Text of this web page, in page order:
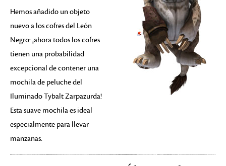
Hemos añadido un objeto
nuevo a los cofres del León
Negro: ¡ahora todos los cofres
tienen una probabilidad
excepcional de contener una
mochila de peluche del
Iluminado Tybalt Zarpazurda!
Esta suave mochila es ideal
especialmente para llevar
manzanas.